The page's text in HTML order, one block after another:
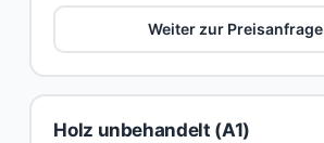
Weiter zur Preisanfrage
Holz unbehandelt (A1)